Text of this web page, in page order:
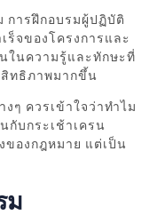
การฝึกอบรมผู้ปฏิบัติ
จของโครงการและ
ในความรู้และทักษะที่
ทธิภาพมากขึ้น
ๆ ควรเข้าใจว่าทำไม
กับกระเช้าเครน
ของกฎหมาย แต่เป็น
ม